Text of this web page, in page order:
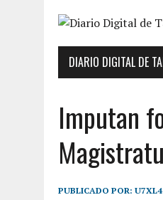
DIARIO DIGITAL DE
Imputan
PUBLICADO POR: U7XL4